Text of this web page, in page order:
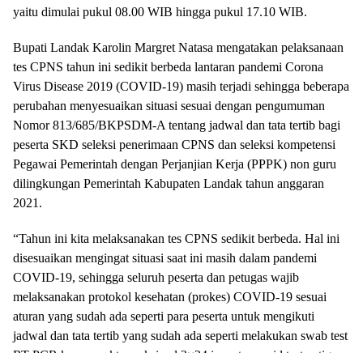
yaitu dimulai pukul 08.00 WIB hingga pukul 17.10 WIB.
Bupati Landak Karolin Margret Natasa mengatakan pelaksanaan
tes CPNS tahun ini sedikit berbeda lantaran pandemi Corona
Virus Disease 2019 (COVID-19) masih terjadi sehingga beberapa
perubahan menyesuaikan situasi sesuai dengan pengumuman
Nomor 813/685/BKPSDM-A tentang jadwal dan tata tertib bagi
peserta SKD seleksi penerimaan CPNS dan seleksi kompetensi
Pegawai Pemerintah dengan Perjanjian Kerja (PPPK) non guru
dilingkungan Pemerintah Kabupaten Landak tahun anggaran
2021.
“Tahun ini kita melaksanakan tes CPNS sedikit berbeda. Hal ini
disesuaikan mengingat situasi saat ini masih dalam pandemi
COVID-19, sehingga seluruh peserta dan petugas wajib
melaksanakan protokol kesehatan (prokes) COVID-19 sesuai
aturan yang sudah ada seperti para peserta untuk mengikuti
jadwal dan tata tertib yang sudah ada seperti melakukan swab test